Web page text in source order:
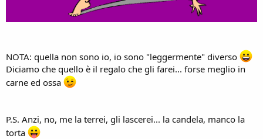
NOTA: quella non sono io, io sono "leggermente" diverso
Diciamo che quello è il regalo che gli farei... forse meglio in
carne ed ossa
P.S. Anzi, no, me la terrei, gli lascerei... la candela, manco la
torta